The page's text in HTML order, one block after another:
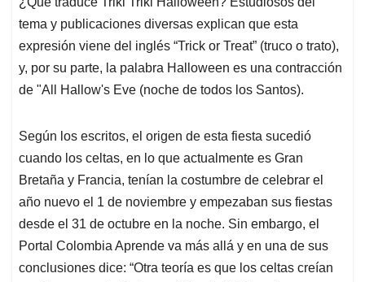
s
A
p
p
b
o
o
k
e
d
I
n
l
a
d
s
tema y publicaciones diversas explican que esta
expresión viene del inglés “Trick or Treat” (truco o trato),
y, por su parte, la palabra Halloween es una contracción
de "All Hallow's Eve (noche de todos los Santos).
Según los escritos, el origen de esta fiesta sucedió
cuando los celtas, en lo que actualmente es Gran
Bretaña y Francia, tenían la costumbre de celebrar el
año nuevo el 1 de noviembre y empezaban sus fiestas
desde el 31 de octubre en la noche. Sin embargo, el
Portal Colombia Aprende va más allá y en una de sus
conclusiones dice: “Otra teoría es que los celtas creían